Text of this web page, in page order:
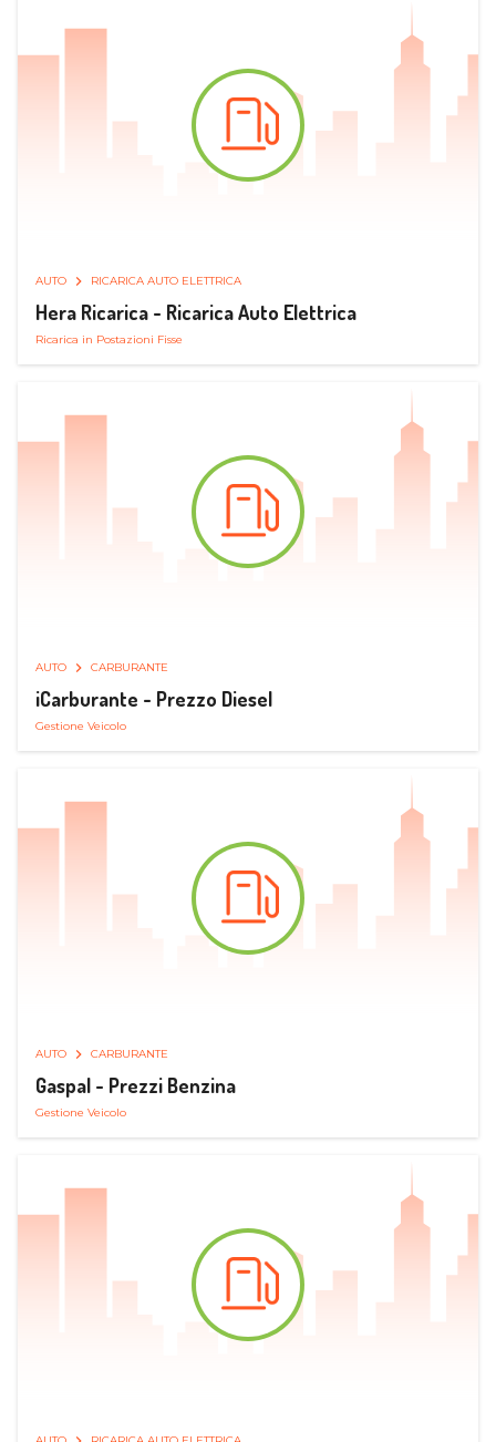
AUTO RICARICA AUTO ELETTRICA
Hera Ricarica - Ricarica Auto Elettrica
Ricarica in Postazioni Fisse
AUTO CARBURANTE
iCarburante - Prezzo Diesel
Gestione Veicolo
AUTO CARBURANTE
Gaspal - Prezzi Benzina
Gestione Veicolo